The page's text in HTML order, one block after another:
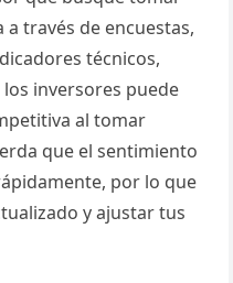
a través de encuestas,
técnicos,
inversores puede
al tomar
que el sentimiento
por lo que
y ajustar tus